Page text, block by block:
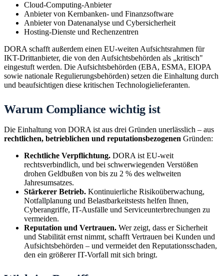
Cloud-Computing-Anbieter
Anbieter von Kernbanken- und Finanzsoftware
Anbieter von Datenanalyse und Cybersicherheit
Hosting-Dienste und Rechenzentren
DORA schafft außerdem einen EU-weiten Aufsichtsrahmen für
IKT-Drittanbieter, die von den Aufsichtsbehörden als „kritisch"
eingestuft werden. Die Aufsichtsbehörden (EBA, ESMA, EIOPA
sowie nationale Regulierungsbehörden) setzen die Einhaltung durch
und beaufsichtigen diese kritischen Technologielieferanten.
Warum Compliance wichtig ist
Die Einhaltung von DORA ist aus drei Gründen unerlässlich – aus
rechtlichen, betrieblichen und reputationsbezogenen Gründen:
Rechtliche Verpflichtung. DORA ist EU-weit
rechtsverbindlich, und bei schwerwiegenden Verstößen
drohen Geldbußen von bis zu 2 % des weltweiten
Jahresumsatzes.
Stärkerer Betrieb. Kontinuierliche Risikoüberwachung,
Notfallplanung und Belastbarkeitstests helfen Ihnen,
Cyberangriffe, IT-Ausfälle und Serviceunterbrechungen zu
vermeiden.
Reputation und Vertrauen. Wer zeigt, dass er Sicherheit
und Stabilität ernst nimmt, schafft Vertrauen bei Kunden und
Aufsichtsbehörden – und vermeidet den Reputationsschaden,
den ein größerer IT-Vorfall mit sich bringt.